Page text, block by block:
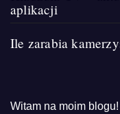
aplikacji
Ile zarabia
Witam na moim